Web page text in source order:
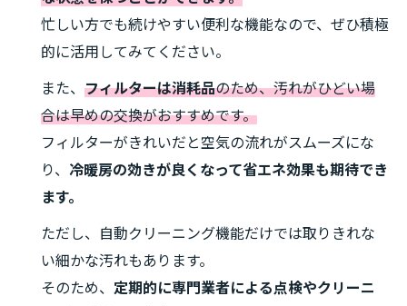
忙しい方でも続けやすい便利な機能なので、ぜひ積極
的に活用してみてください。
また、 フィルターは消耗品のため、汚れがひどい場
合は早めの交換がおすすめです。
フィルターがきれいだと空気の流れがスムーズにな
り、 冷暖房の効きが良くなって省エネ効果も期待でき
ます。
ただし、自動クリーニング機能だけでは取りきれな
い細かな汚れもあります。
そのため、 定期的に専門業者による点検やクリーニ